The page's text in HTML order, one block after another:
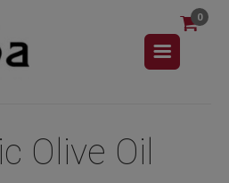
0
Olive Oil